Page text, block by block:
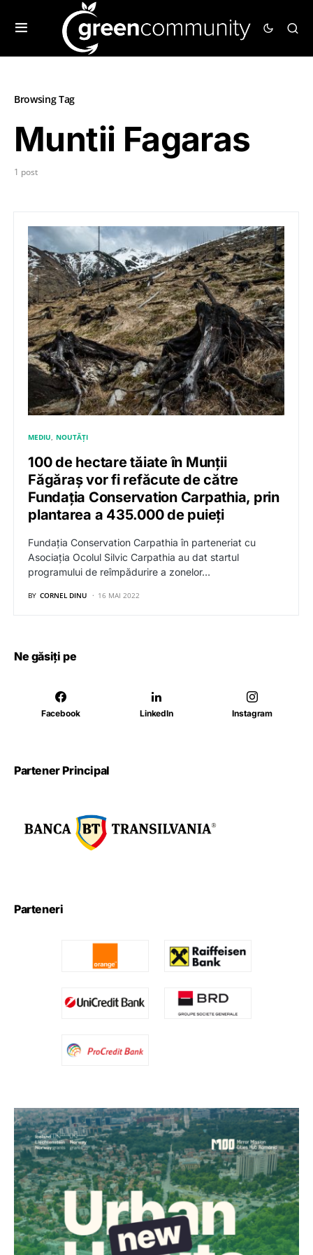
Browsing Tag
Muntii Fagaras
1 post
MEDIU NOUTĂȚI
100 de hectare tăiate în Munții
Făgăraș vor fi refăcute de către
Fundația Conservation Carpathia, prin
plantarea a 435.000 de puieți
Fundația Conservation Carpathia în parteneriat cu
Asociația Ocolul Silvic Carpathia au dat startul
programului de reîmpădurire a zonelor…
BY CORNEL DINU 16 MAI 2022
Ne găsiți pe
Facebook LinkedIn Instagram
Partener Principal
Parteneri